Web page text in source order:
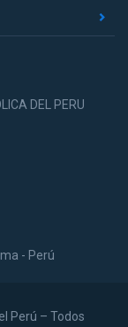
DEL PERU
- Perú
Perú – Todos